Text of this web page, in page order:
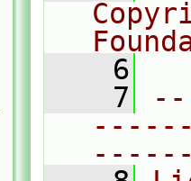
    6
    7